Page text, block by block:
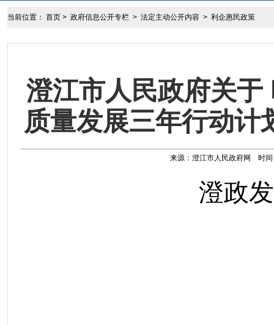
当前位置： 首页> 政府信息公开专栏 > 法定主动公开内容 > 利企惠民政策
澄江市人民政府关
质量发展三年行动
来源：澄江市人民政府网 时
澄政